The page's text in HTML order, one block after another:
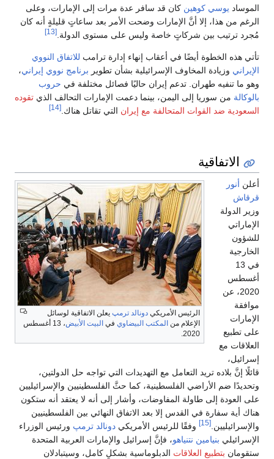
الموساد يوسي كوهين كان قد سافر عدة مرات إلى الإمارات، وعلى
الرغم من هذا، إلا أنَّ الإمارات وضحت الأمر بعد ساعاتٍ قليلةٍ أنه كان
مُجرد ترتيب بين شركاتٍ خاصة وليس على مستوى الدولة. [13]
تأتي هذه الخطوة أيضًا في أعقاب إنهاء إدارة ترامب للاتفاق النووي
الإيراني وزيادة المخاوف الإسرائيلية بشأن تطوير برنامج نووي إيراني،
وهو ما تنفيه طهران. تدعم إيران حاليًا فصائل مختلفة في حروب
بالوكالة من سوريا إلى اليمن، بينما دعمت الإمارات التحالف الذي تقوده
السعودية ضد القوات المتحالفة مع إيران التي تقاتل هناك. [14]
الاتفاقية
الرئيس الأمريكي دونالد ترمپ يعلن الاتفاقية لوسائل
الإعلام من المكتب البيضاوي في البيت الأبيض
، 13 أغسطس
2020.
أعلن أنور
قرقاش
وزير الدولة
الإماراتي
للشؤون
الخارجية
في 13
أغسطس
2020، عن
موافقة
الإمارات
على تطبيع
العلاقات مع
إسرائيل،
قائلًا إنَّ بلاده تريد التعامل مع التهديدات التي تواجه حل الدولتين،
وتحديدًا ضم الأراضي الفلسطينية، كما حثَّ الفلسطينيين والإسرائيليين
على العودة إلى طاولة المفاوضات، وأشار إلى أنه لا يعتقد أنه ستكون
هناك أية سفارة في القدس إلا بعد الاتفاق النهائي بين الفلسطينيين
والإسرائيليين. [15] وفقًا للرئيس الأمريكي دونالد ترمپ ورئيس الوزراء
الإسرائيلي بنيامين نتنياهو، فإنَّ إسرائيل والإمارات العربية المتحدة
ستقومان بتطبيع العلاقات الدبلوماسية بشكلٍ كامل، وسيتبادلان